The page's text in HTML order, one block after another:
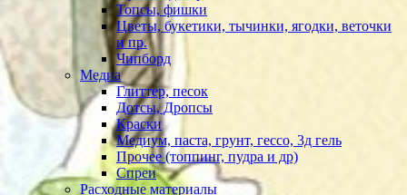
Топсы, фишки
Цветы, букетики, тычинки, ягодки, веточки
и пр.
Чипборд
Медиа
Глиттер, песок
Дотсы, Дропсы
Краски
Медиум, паста, грунт, гессо, 3д гель
Прочее (топпинг, пудра и др)
Спреи
Расходные материалы